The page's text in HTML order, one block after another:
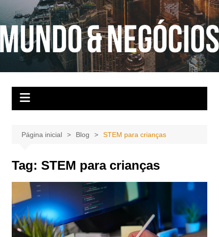
para
conteúdo
Página inicial Blog STEM para crianças
Tag: STEM para crianças